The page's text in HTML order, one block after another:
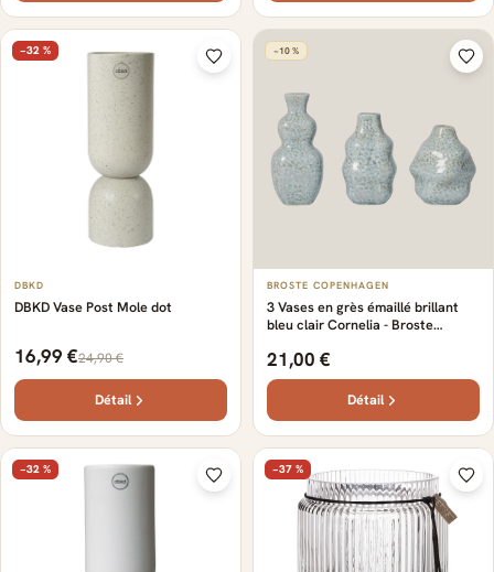
−32 %
DBKD
DBKD Vase Post Mole dot
16,99 €24,90 €
Détail
−10 %
BROSTE COPENHAGEN
3 Vases en grès émaillé brillant
bleu clair Cornelia - Broste
21,00 €
Détail
−32 % −37 %